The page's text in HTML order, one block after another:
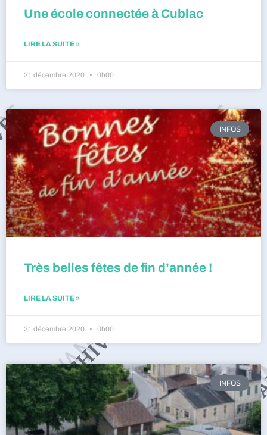
Une école connectée à Cublac
LIRE LA SUITE »
21 décembre 2020 0h00
INFOS
Très belles fêtes de fin d’année !
LIRE LA SUITE »
21 décembre 2020 0h00
INFOS